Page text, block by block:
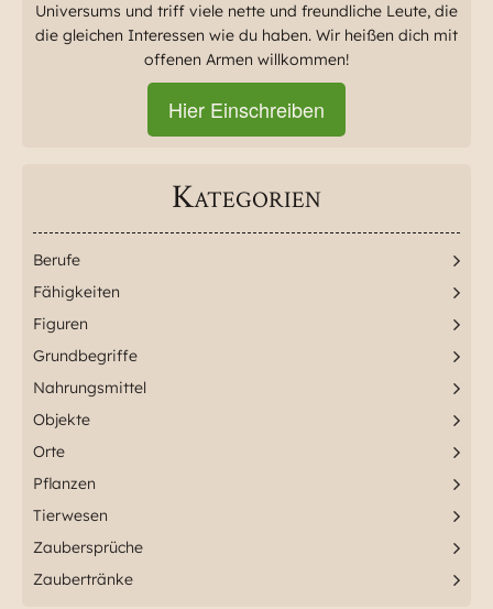
Universums und triff viele nette und freundliche Leute, die
die gleichen Interessen wie du haben. Wir heißen dich mit
offenen Armen willkommen!
Hier Einschreiben
Kategorien
Berufe
Fähigkeiten
Figuren
Grundbegriffe
Nahrungsmittel
Objekte
Orte
Pflanzen
Tierwesen
Zaubersprüche
Zaubertränke